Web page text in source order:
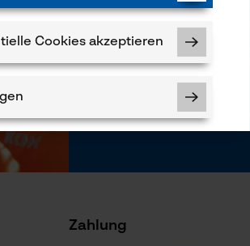
Wenn Sie dem
wir Ihnen
Ihre Daten
die
Newsletter
*** Einlösbar
Zahlung
Cookies akzeptieren